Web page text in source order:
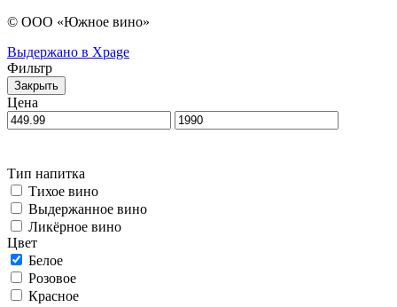
© ООО «Южное вино»
Выдержано в Xpage
Фильтр
Закрыть
Цена
Тип напитка
Тихое вино
Выдержанное вино
Ликёрное вино
Цвет
Белое
Розовое
Красное